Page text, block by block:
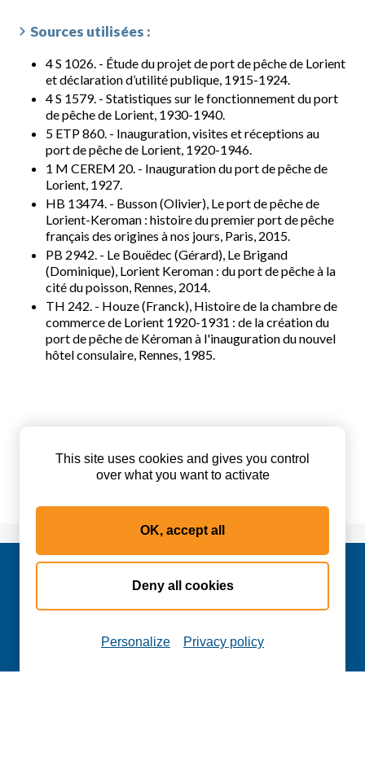
Sources utilisées :
4 S 1026. - Étude du projet de port de pêche de Lorient
et déclaration d’utilité publique, 1915-1924.
4 S 1579. - Statistiques sur le fonctionnement du port
de pêche de Lorient, 1930-1940.
5 ETP 860. - Inauguration, visites et réceptions au
port de pêche de Lorient, 1920-1946.
1 M CEREM 20. - Inauguration du port de pêche de
Lorient, 1927.
HB 13474. - Busson (Olivier), Le port de pêche de
Lorient-Keroman : histoire du premier port de pêche
français des origines à nos jours, Paris, 2015.
PB 2942. - Le Bouëdec (Gérard), Le Brigand
(Dominique), Lorient Keroman : du port de pêche à la
cité du poisson, Rennes, 2014.
TH 242. - Houze (Franck), Histoire de la chambre de
commerce de Lorient 1920-1931 : de la création du
port de pêche de Kéroman à l'inauguration du nouvel
hôtel consulaire, Rennes, 1985.
Plan d'accès
La salle de lecture est ouverte du lundi au jeudi de 9h à
This site uses cookies and gives you control
over what you want to activate
OK, accept all
Deny all cookies
Personalize Privacy policy